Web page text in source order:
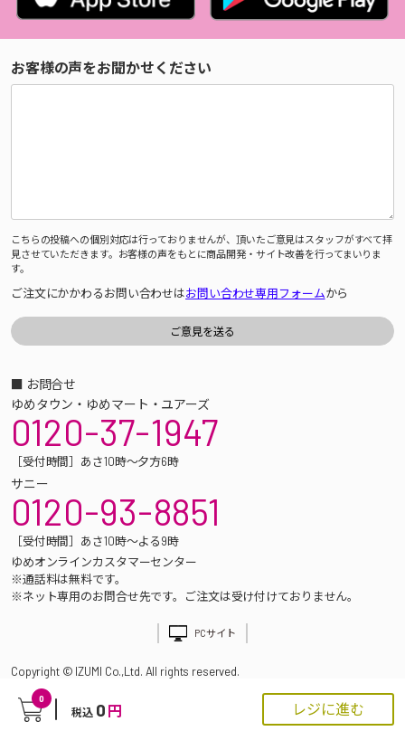
0
税込 0 円 レジに進む
お客様の声をお聞かせください
こちらの投稿への個別対応は行っておりませんが、頂いたご意見はスタッフがすべて拝
見させていただきます。お客様の声をもとに商品開発・サイト改善を行ってまいりま
す。
ご注文にかかわるお問い合わせはお問い合わせ専用フォームから
■ お問合せ
ゆめタウン・ゆめマート・ユアーズ
0120-37-1947
［受付時間］あさ10時～夕方6時
サニー
0120-93-8851
［受付時間］あさ10時～よる9時
ゆめオンラインカスタマーセンター
※通話料は無料です。
※ネット専用のお問合せ先です。ご注文は受け付けておりません。
PCサイト
Copyright © IZUMI Co.,Ltd. All rights reserved.